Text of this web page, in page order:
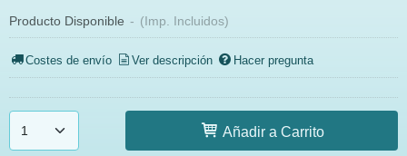
Producto Disponible - (Imp. Incluidos)
Costes de envío Ver descripción Hacer pregunta
Añadir a Carrito